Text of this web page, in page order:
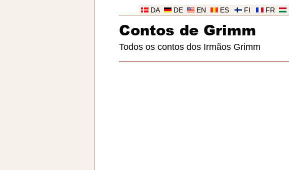
FR
FI
ES
EN
DE
DA
Contos de Grimm
Todos os contos dos Irmãos Grimm